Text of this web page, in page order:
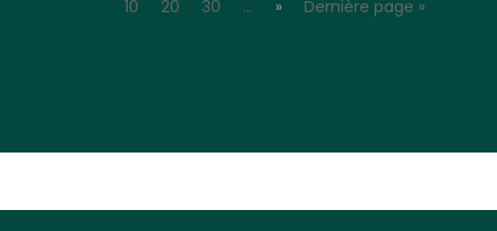
10
20 30 … » Dernière page »